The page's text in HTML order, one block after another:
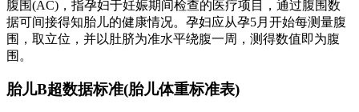
腹围(AC)，指孕妇于妊娠期间检查的医疗项目，通过腹围数
据可间接得知胎儿的健康情况。孕妇应从孕5月开始每测量腹
围，取立位，并以肚脐为准水平绕腹一周，测得数值即为腹
围。
胎儿B超数据标准(胎儿体重标准表)